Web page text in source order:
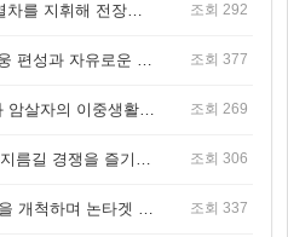
조회 292
조회 377
조회 269
조회 306
조회 337